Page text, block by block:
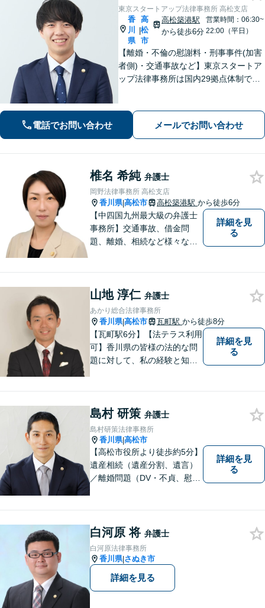
東京スタートアップ法律事務所 高松支店
香
川
県
|
高
松
市
高松築港駅
から徒歩6分
営業時間：06:30~
22:00（平日）
【離婚・不倫の慰謝料・刑事事件(加害
者側)・交通事故など】東京スタートア
ップ法律事務所は国内29拠点体制で全
専門性の高い弁護士が寄り添い解決を
サポートします。
電話でお問い合わせ メールでお問い合わせ
椎名 希純 弁護士
岡野法律事務所 高松支店
香川県|高松市 高松築港駅 から徒歩6分
【中四国九州最大級の弁護士
事務所】交通事故、借金問
題、離婚、相続など様々な問
い！
詳細を見
る
山地 淳仁 弁護士
あかり総合法律事務所
香川県|高松市 瓦町駅 から徒歩8分
【瓦町駅6分】【法テラス利用
可】香川県の皆様の法的な問
題に対して、私の経験と知識
い。少しでもお役に立てるよ
う全力でサポートいたしま
す。
詳細を見
る
島村 研策 弁護士
島村研策法律事務所
香川県|高松市
【高松市役所より徒歩約5分】
遺産相続（遺産分割、遺言）
／離婚問題（DV・不貞、慰謝
供します。
詳細を見
る
白河原 将 弁護士
白河原法律事務所
香川県|さぬき市
詳細を見る